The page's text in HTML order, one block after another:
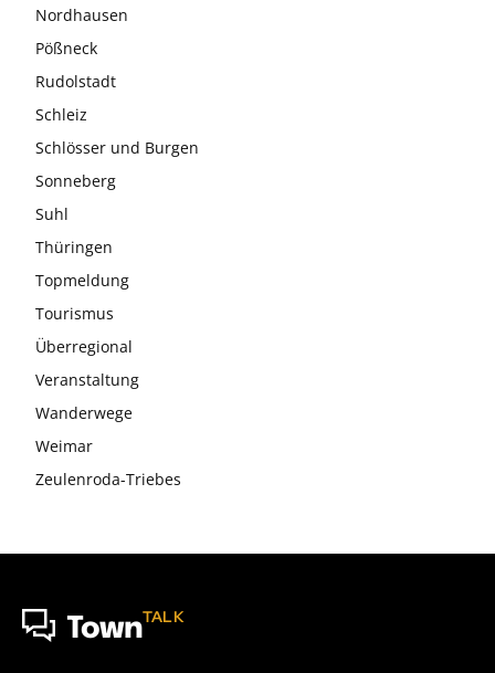
Nordhausen
Pößneck
Rudolstadt
Schleiz
Schlösser und Burgen
Sonneberg
Suhl
Thüringen
Topmeldung
Tourismus
Überregional
Veranstaltung
Wanderwege
Weimar
Zeulenroda-Triebes
TownTALK